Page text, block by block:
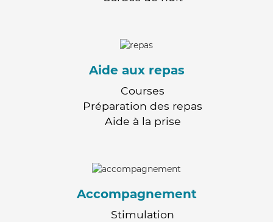
Aide aux repas
Courses
Préparation des repas
Aide à la prise
Accompagnement
Stimulation